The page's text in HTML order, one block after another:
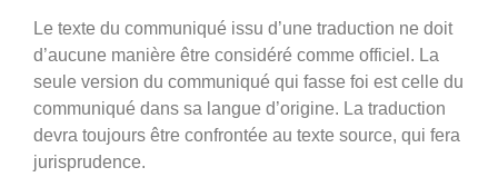
Le texte du communiqué issu d’une traduction ne doit
d’aucune manière être considéré comme officiel. La
seule version du communiqué qui fasse foi est celle du
communiqué dans sa langue d’origine. La traduction
devra toujours être confrontée au texte source, qui fera
jurisprudence.